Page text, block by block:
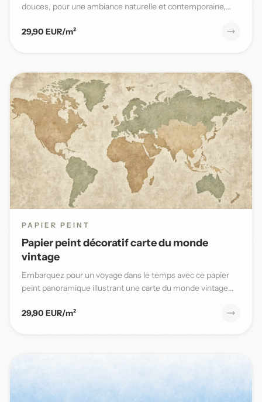
douces, pour une ambiance naturelle et contemporaine,
29,90 EUR/m²
PAPIER PEINT
Papier peint décoratif carte du monde
vintage
Embarquez pour un voyage dans le temps avec ce papier
peint panoramique illustrant une carte du monde vintage
29,90 EUR/m²